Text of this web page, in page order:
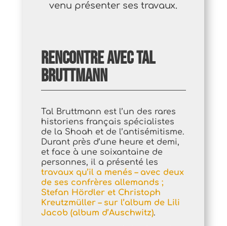
venu présenter ses travaux.
Rencontre avec Tal
Bruttmann
Tal Bruttmann est l’un des rares
historiens français spécialistes
de la Shoah et de l’antisémitisme.
Durant près d’une heure et demi,
et face à une soixantaine de
personnes, il a présenté les
travaux qu’il a menés – avec deux
de ses confrères allemands ;
Stefan Hördler et Christoph
Kreutzmüller – sur l’album de Lili
Jacob (album d’Auschwitz).